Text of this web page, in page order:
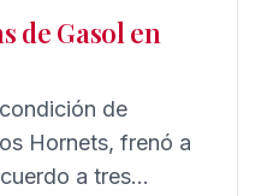
Cultura de
ha organizado
para celebrar
de Voluntariado.
de Gasol en
de
Hornets, frenó a
a tres